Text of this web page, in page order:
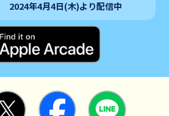
2024年4月4日(木)より配信中